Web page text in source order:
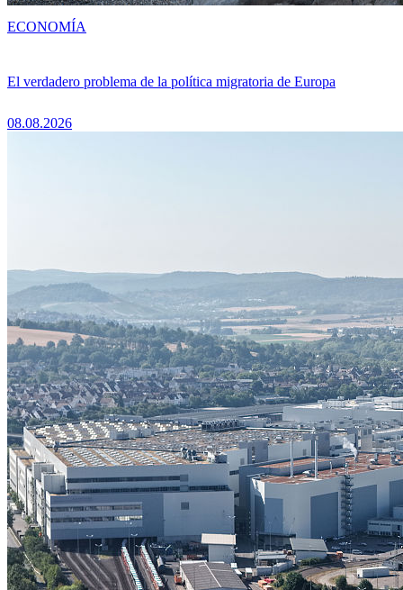
El verdadero problema de la política migratoria de Europa
08.08.2026
ECONOMÍA